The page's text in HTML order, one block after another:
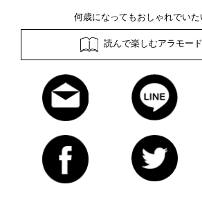
何歳になってもおしゃれでい
読んで楽しむアラモー